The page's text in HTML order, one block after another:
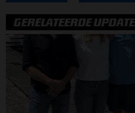
GERELATEERDE